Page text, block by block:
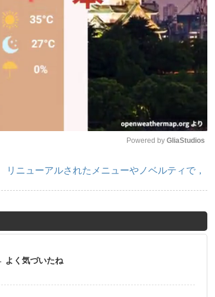
M
u
Powered by GliaStudios
ニューアルされたメニューやノベルティで，
よく気づいたね